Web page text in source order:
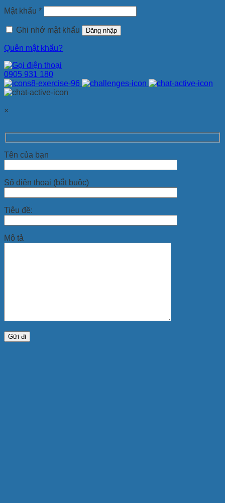
Mật khẩu *
Ghi nhớ mật khẩu Đăng nhập
Quên mật khẩu?
0905 931 180
×
Tên của bạn
Số điện thoại (bắt buộc)
Tiêu đề:
Mô tả